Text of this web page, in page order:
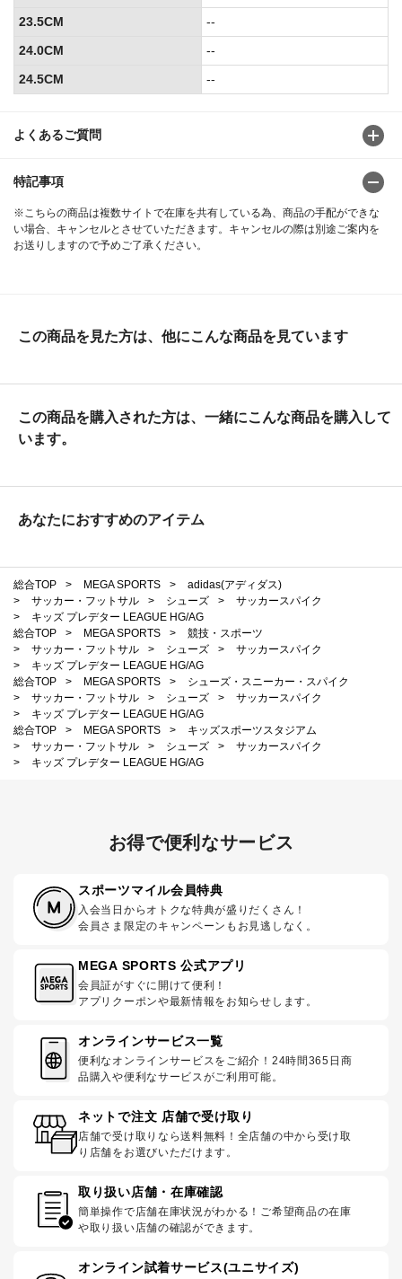
よくあるご質問
特記事項
※こちらの商品は複数サイトで在庫を共有している為、商品の手配ができな
い場合、キャンセルとさせていただきます。キャンセルの際は別途ご案内を
お送りしますので予めご了承ください。
23.5CM
--
24.0CM
--
24.5CM
--
この商品を見た方は、他にこんな商品を見ています
この商品を購入された方は、一緒にこんな商品を購入して
います。
あなたにおすすめのアイテム
総合TOP > MEGA SPORTS >
adidas(アディダス)
>
サッカー・フットサル > シューズ >
サッカースパイク
>
キッズ プレデター LEAGUE HG/AG
総合TOP
> MEGA SPORTS >
競技・スポーツ
>
サッカー・フットサル > シューズ >
サッカースパイク
>
キッズ プレデター LEAGUE HG/AG
総合TOP
> MEGA SPORTS >
シューズ・スニーカー・スパイク
>
サッカー・フットサル > シューズ >
サッカースパイク
>
キッズ プレデター LEAGUE HG/AG
総合TOP
> MEGA SPORTS >
キッズスポーツスタジアム
>
サッカー・フットサル > シューズ >
サッカースパイク
>
キッズ プレデター LEAGUE HG/AG
お得で便利なサービス
スポーツマイル会員特典
入会当日からオトクな特典が盛りだくさん！
会員さま限定のキャンペーンもお見逃しなく。
MEGA SPORTS 公式アプリ
会員証がすぐに開けて便利！
アプリクーポンや最新情報をお知らせします。
オンラインサービス一覧
便利なオンラインサービスをご紹介！24時間365日商
品購入や便利なサービスがご利用可能。
ネットで注文 店舗で受け取り
店舗で受け取りなら送料無料！全店舗の中から受け取
り店舗をお選びいただけます。
取り扱い店舗・在庫確認
簡単操作で店舗在庫状況がわかる！ご希望商品の在庫
や取り扱い店舗の確認ができます。
オンライン試着サービス(ユニサイズ)